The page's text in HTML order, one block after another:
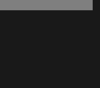
en nueva ventana)
nueva ventana)